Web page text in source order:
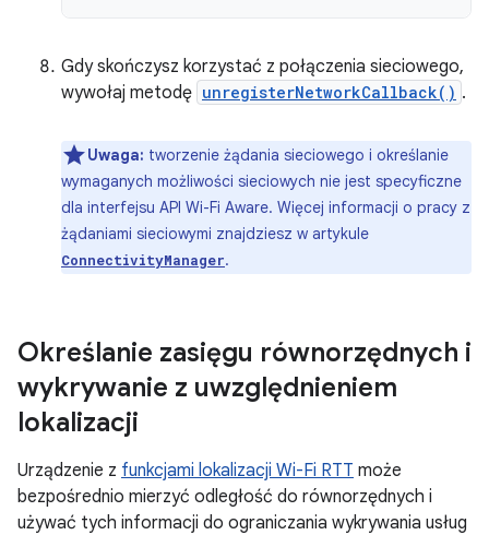
Gdy skończysz korzystać z połączenia sieciowego,
wywołaj metodę unregisterNetworkCallback() .
Uwaga: tworzenie żądania sieciowego i określanie
wymaganych możliwości sieciowych nie jest specyficzne
dla interfejsu API Wi-Fi Aware. Więcej informacji o pracy z
żądaniami sieciowymi znajdziesz w artykule
ConnectivityManager.
Określanie zasięgu równorzędnych i
wykrywanie z uwzględnieniem
lokalizacji
Urządzenie z funkcjami lokalizacji Wi-Fi RTT może
bezpośrednio mierzyć odległość do równorzędnych i
używać tych informacji do ograniczania wykrywania usług